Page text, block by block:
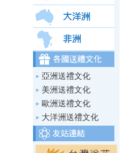
亞洲送禮文化
美洲送禮文化
歐洲送禮文化
大洋洲送禮文化